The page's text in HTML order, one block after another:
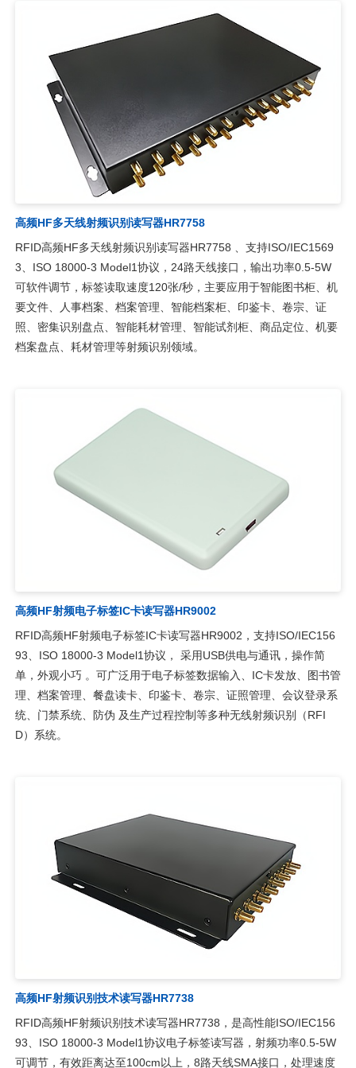
高频HF多天线射频识别读写器HR7758
RFID高频HF多天线射频识别读写器HR7758 、支持ISO/IEC1569
3、ISO 18000-3 Model1协议，24路天线接口，输出功率0.5-5W
可软件调节，标签读取速度120张/秒，主要应用于智能图书柜、机
要文件、人事档案、档案管理、智能档案柜、印鉴卡、卷宗、证
照、密集识别盘点、智能耗材管理、智能试剂柜、商品定位、机要
档案盘点、耗材管理等射频识别领域。
高频HF射频电子标签IC卡读写器HR9002
RFID高频HF射频电子标签IC卡读写器HR9002，支持ISO/IEC156
93、ISO 18000-3 Model1协议， 采用USB供电与通讯，操作简
单，外观小巧 。可广泛用于电子标签数据输入、IC卡发放、图书管
理、档案管理、餐盘读卡、印鉴卡、卷宗、证照管理、会议登录系
统、门禁系统、防伪 及生产过程控制等多种无线射频识别（RFI
D）系统。
高频HF射频识别技术读写器HR7738
RFID高频HF射频识别技术读写器HR7738，是高性能ISO/IEC156
93、ISO 18000-3 Model1协议电子标签读写器，射频功率0.5-5W
可调节，有效距离达至100cm以上，8路天线SMA接口，处理速度